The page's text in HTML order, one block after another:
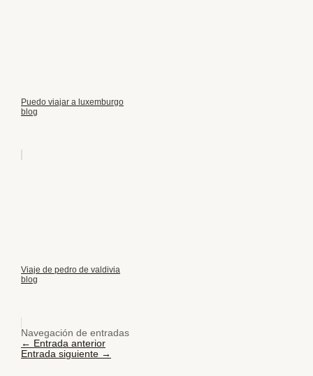
Puedo viajar a luxemburgo
blog
Viaje de pedro de valdivia
blog
Navegación de entradas
← Entrada anterior
Entrada siguiente →